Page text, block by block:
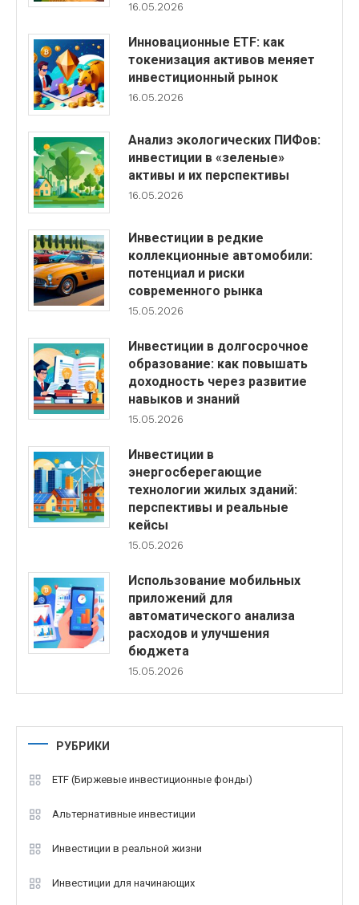
16.05.2026
Инновационные ETF: как
токенизация активов меняет
инвестиционный рынок
16.05.2026
Анализ экологических ПИФов:
инвестиции в «зеленые»
активы и их перспективы
16.05.2026
Инвестиции в редкие
коллекционные автомобили:
потенциал и риски
современного рынка
15.05.2026
Инвестиции в долгосрочное
образование: как повышать
доходность через развитие
навыков и знаний
15.05.2026
Инвестиции в
энергосберегающие
технологии жилых зданий:
перспективы и реальные
кейсы
15.05.2026
Использование мобильных
приложений для
автоматического анализа
расходов и улучшения
бюджета
15.05.2026
РУБРИКИ
ETF (Биржевые инвестиционные фонды)
Альтернативные инвестиции
Инвестиции в реальной жизни
Инвестиции для начинающих